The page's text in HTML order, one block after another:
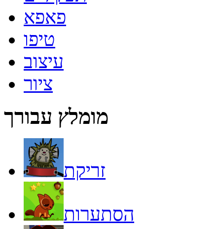
פאפא
טיפו
עיצוב
ציור
מומלץ עבורך
זריקת
הסתערות